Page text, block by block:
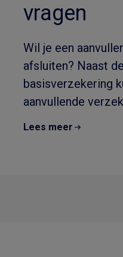
vragen
Wil je een
afsluiten? Naast
basisverzekering
aanvullende
dus..
Lees meer